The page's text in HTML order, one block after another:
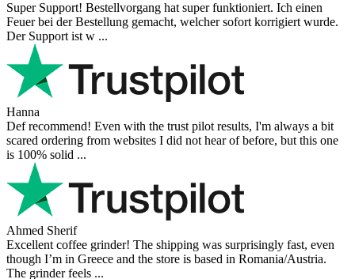
Super Support! Bestellvorgang hat super funktioniert. Ich einen
Feuer bei der Bestellung gemacht, welcher sofort korrigiert wurde.
Der Support ist w ...
Hanna
Def recommend! Even with the trust pilot results, I'm always a bit
scared ordering from websites I did not hear of before, but this one
is 100% solid ...
Ahmed Sherif
Excellent coffee grinder! The shipping was surprisingly fast, even
though I’m in Greece and the store is based in Romania/Austria.
The grinder feels ...